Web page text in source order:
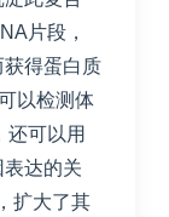
片段，
得蛋白质
以检测体
还可以用
达的关
扩大了其